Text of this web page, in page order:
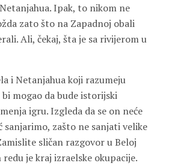
Ipak, to nikom ne
zato što na Zapadnoj obali
Ali, čekaj, šta je sa rivijerom u
i Netanjahua koji razumeju
mogao da bude istorijski
igru. Izgleda da se on neće
sanjarimo, zašto ne sanjati velike
sličan razgovor u Beloj
je kraj izraelske okupacije.